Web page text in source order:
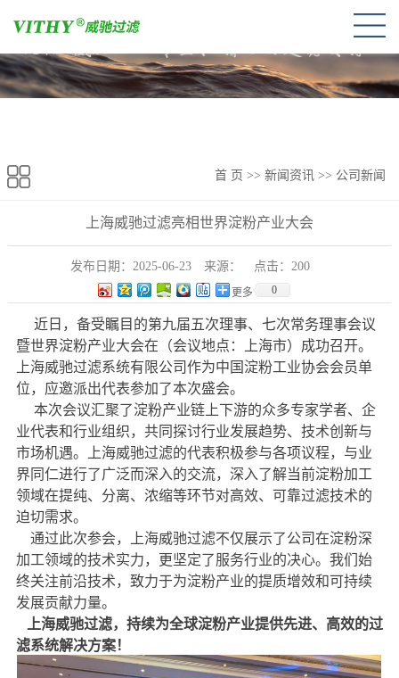
首 页 >> 新闻资讯 >> 公司新闻
上海威驰过滤亮相世界淀粉产业大会
发布日期：2025-06-23 来源： 点击：200
更多 0
近日，备受瞩目的第九届五次理事、七次常务理事会议
暨世界淀粉产业大会在（会议地点：
上海市）成功召开。
上海威驰过滤系统有限公司作为中国淀粉工业协会会员单
位，应邀派出代表参加了本次盛会。
本次会议汇聚了淀粉产业链上下游的众多专家学者、企
业代表和行业组织，共同探讨行业发展趋势、技术创新与
市场机遇。上海威驰过滤的代表积极参与各项议程，与业
界同仁进行了广泛而深入的交流，深入了解当前淀粉加工
领域在提纯、分离、浓缩等环节对高效、可靠过滤技术的
迫切需求。
通过此次参会，上海威驰过滤不仅展示了公司在淀粉深
加工领域的技术实力，更坚定了服务行业的决心。我们始
终关注前沿技术，致力于为淀粉产业的提质增效和可持续
发展贡献力量。
上海威驰过滤，持续为全球淀粉产业提供先进、高效的过
滤系统解决方案！